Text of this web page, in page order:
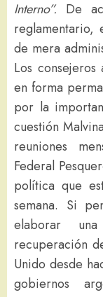
Interno”. De
reglamentario,
de mera
Los
en forma
por la
cuestión
reuniones
Federal
política que
semana. Si
elaborar
recuperación
Unido desde
gobiernos